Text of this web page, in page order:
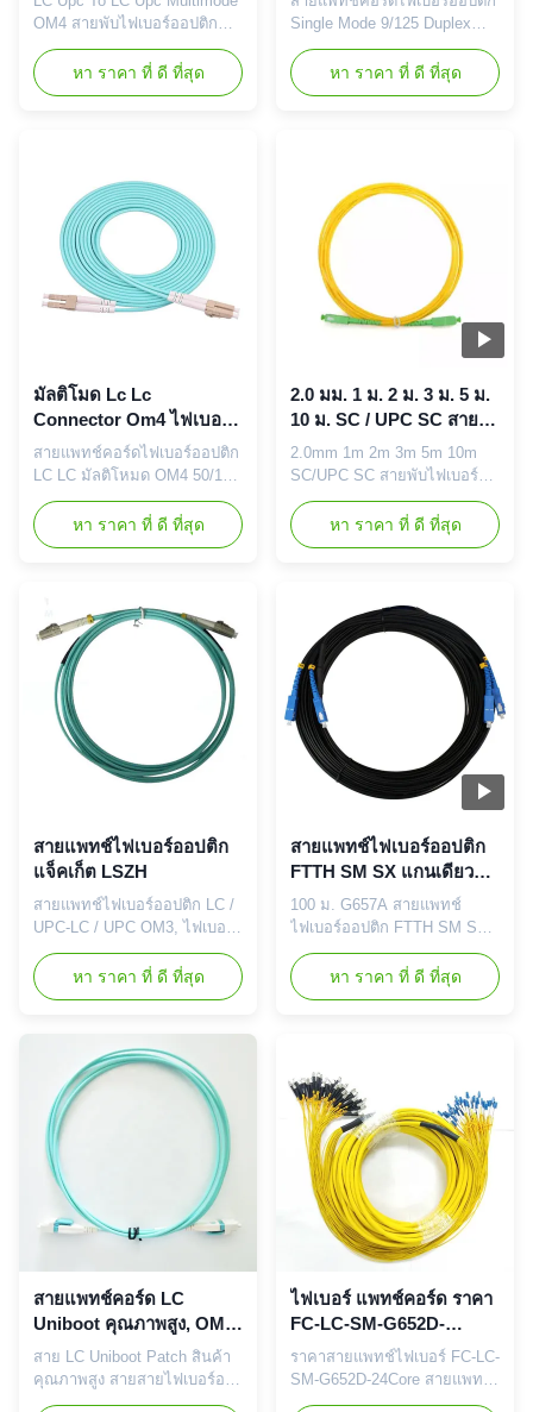
OM4 สายพับไฟเบอร์ออปติก
3.0 มม. คําอธิบาย: ไฟเบอร์ออ
ปติก แพทช์คอร์ด เป็นสายที่
สําคัญของเครือข่ายออปติก มี
Patch Cord มาพร้อมกับการ
สะสมความยาวและเครื่องเชื่อม
ที่ครบถ้วนเพื่อตอบสนองควา...
หา ราคา ที่ ดี ที่สุด
ออฟติก พร้อมเครื่องเชื่อม
Single Mode 9/125 Duplex
SC/UPC-SC/UPC คุณภาพสูง
สายแพทช์คอร์ดไฟเบอร์ออปติก
เป็นส่วนประกอบที่เชื่อถือได้สูง
สายคู่ มีสายแพทช์ไฟเบอร์ให้
เลือกมากมาย พร้อมขั้วต่อที่ทัน
สมัยที่สุด และมีให้เลือกหลา...
หา ราคา ที่ ดี ที่สุด
มัลติโมด Lc Lc
Connector Om4 ไฟเบอร์
ออปติก แพทช์คอร์ด 50/125
Duplex Jumper Lszh
สายแพทช์คอร์ดไฟเบอร์ออปติก
LC LC มัลติโหมด OM4 50/125
แบบดูเพล็กซ์, แจ็คเก็ต LSZH,
ความยาว 1 เมตร สายแพทช์
คอร์ดคือสายไฟเบอร์ออปติกที่
เส้นทางสัญญาณ ไฟเบอร์มัลติ
โหมด OM4 50/125 สาย
ไฟเบอร์ออปติกเป็นไปตาม
มาตรฐาน ISO/IEC 11801 ใช้
สำหรับเครือข่าย ...
หา ราคา ที่ ดี ที่สุด
2.0 มม. 1 ม. 2 ม. 3 ม. 5 ม.
10 ม. SC / UPC SC สาย
แพทช์ไฟเบอร์ออปติกหลาย
โหมดเดี่ยว
2.0mm 1m 2m 3m 5m 10m
SC/UPC SC สายพับไฟเบอร์ออ
ปติกแบบเดียวหลายแบบ คํา
อธิบาย สายไฟ MPO/MTP ใช้
ในการเชื่อมต่อเคสเก็ต, แผ่น
รวดเร็วของสายเคเบิลร่อเบคโบ
นความหนาแน่นสูงในศูนย์
ข้อมูลและสภาพแวดล้อม
ไฟเบอร์สูงอื่น ๆ ลดการติดตั้ง
เครือข่ายหรือการตั้งค่า
ใหม่.สา...
หา ราคา ที่ ดี ที่สุด
สายแพทช์ไฟเบอร์ออปติก
แจ็คเก็ต LSZH
สายแพทช์ไฟเบอร์ออปติก LC /
UPC-LC / UPC OM3, ไฟเบอร์
CORNING, แจ็คเก็ตสายเคเบิล
LSZH 1การประยุกต์ใช้: •ระบบ
สื่อสารใยแก้วนำแสง •การส่ง
แสง 2. พารามิเตอร์ทางเทคนิค:
พารามิเตอร์ หน่วย FC, SC, LC
/ สายแพทช์ไฟเบอร์หุ้มเกราะ
ST, MU MT-RJ, MPO E2000
เอสเอ็ม เอ...
หา ราคา ที่ ดี ที่สุด
สายแพทช์ไฟเบอร์ออปติก
FTTH SM SX แกนเดียว
100 ม. G657A
100 ม. G657A สายแพทช์
ไฟเบอร์ออปติก FTTH SM SX
หนึ่งคอร์ สายเคเบิลหล่นด้วย
ตนเอง FTTH ทางอากาศ,
สมาชิกความแข็งแรง FRP,
สองเส้น (G.657A) สายเคเบิลได้
รับการปกป้องโดยส่วนประกอบ
ความแข็งแรงไดอิเล็กทริกที่ทำ
จากพลาสติกเสริ...
หา ราคา ที่ ดี ที่สุด
สายแพทช์คอร์ด LC
Uniboot คุณภาพสูง, OM3
OM4 สายไฟเบอร์ออปติก
LC/UPC-LC/UPC แบบดู
สาย LC Uniboot Patch สินค้า
คุณภาพสูง สายสายไฟเบอร์ออ
ปติก OM3 OM4 LC/UPC-
ไฟเบอร์ แพทช์คอร์ด ราคา
FC-LC-SM-G652D-
24Core Branch Breakout
แพทช์คอร์ด 24 คอร์ด
ราคาสายแพทช์ไฟเบอร์ FC-LC-
SM-G652D-24Core สายแพทช์
แบบ Breakout 24 คอร์ สายแพ